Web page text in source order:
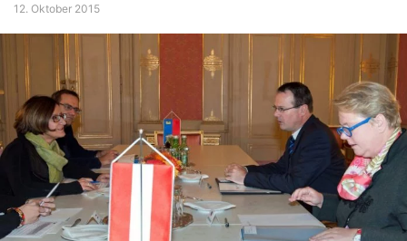
12. Oktober 2015